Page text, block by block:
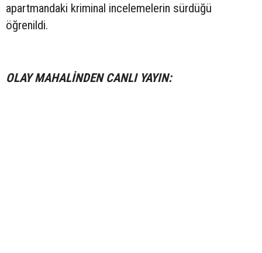
apartmandaki kriminal incelemelerin sürdüğü
öğrenildi.
OLAY MAHALİNDEN CANLI YAYIN: